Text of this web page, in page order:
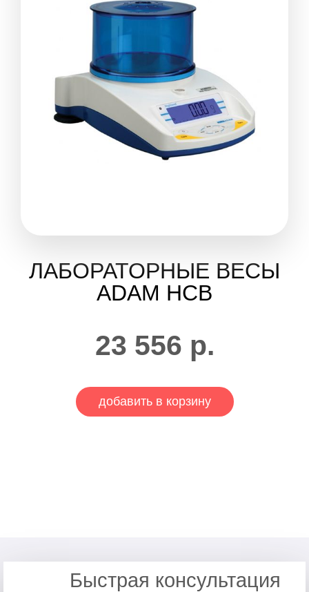
ЛАБОРАТОРНЫЕ ВЕСЫ
ADAM HCB
23 556 р.
добавить в корзину
Быстрая консультация